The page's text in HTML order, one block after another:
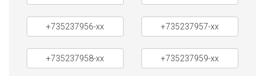
+735237956-xx +735237957-xx
+735237958-xx +735237959-xx